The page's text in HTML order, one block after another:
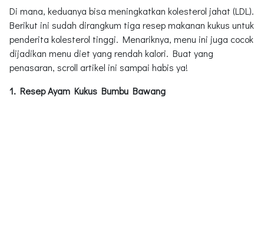
Di mana, keduanya bisa meningkatkan kolesterol jahat (LDL).
Berikut ini sudah dirangkum tiga resep makanan kukus untuk
penderita kolesterol tinggi. Menariknya, menu ini juga cocok
dijadikan menu diet yang rendah kalori. Buat yang
penasaran, scroll artikel ini sampai habis ya!
1. Resep Ayam Kukus Bumbu Bawang